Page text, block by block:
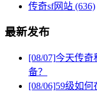
传奇sf网站 (636)
最新发布
[08/07]今天传奇
备？
[08/06]59级如何